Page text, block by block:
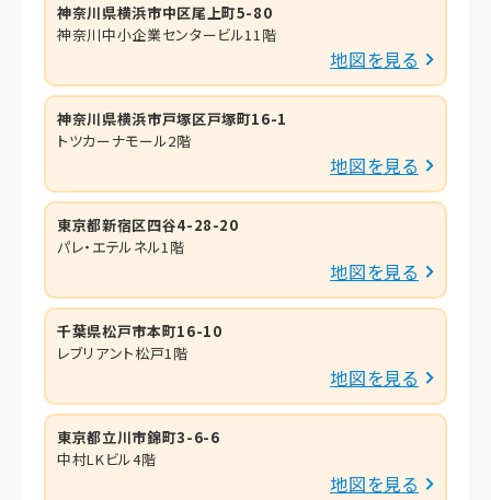
神奈川県横浜市中区尾上町5-80
神奈川中小企業センタービル11階
地図を見る
神奈川県横浜市戸塚区戸塚町16-1
トツカーナモール2階
地図を見る
東京都新宿区四谷4-28-20
パレ・エテルネル1階
地図を見る
千葉県松戸市本町16-10
レブリアント松戸1階
地図を見る
東京都立川市錦町3-6-6
中村LKビル4階
地図を見る